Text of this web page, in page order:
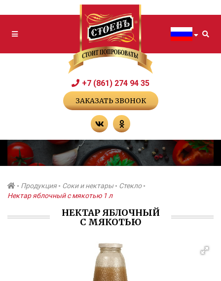
+7 (861) 274 94 35
ЗАКАЗАТЬ ЗВОНОК
- Продукция- Соки и нектары- Стекло-
Нектар яблочный с мякотью 1 л
НЕКТАР ЯБЛОЧНЫЙ
С МЯКОТЬЮ